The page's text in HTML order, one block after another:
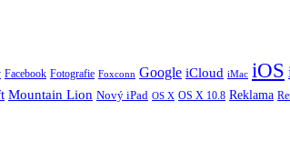
Facebook Fotografie Foxconn Google iCloud iMac iOS
Mountain Lion Nový iPad OS X OS X 10.8 Reklama